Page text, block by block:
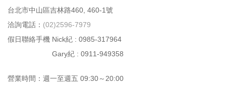
台北市中⼭區吉林路460, 460-1號
洽詢電話： (02)2596-7979
假日聯絡手機 Nick紀 : 0985-317964
Gary紀 : 0911-949358
營業時間：週⼀⾄週五 09:30～20:00